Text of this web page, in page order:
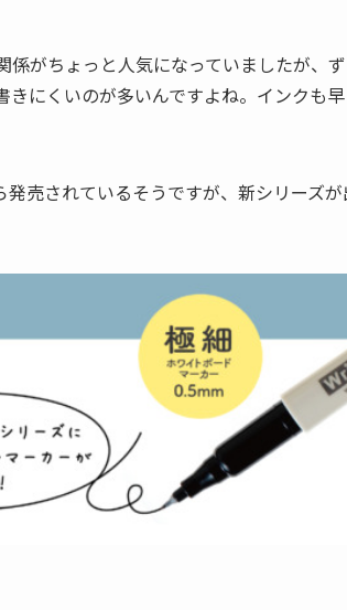
がちょっと人気になっていましたが、
にくいのが多いんですよね。インクも早
売されているそうですが、新シリーズが